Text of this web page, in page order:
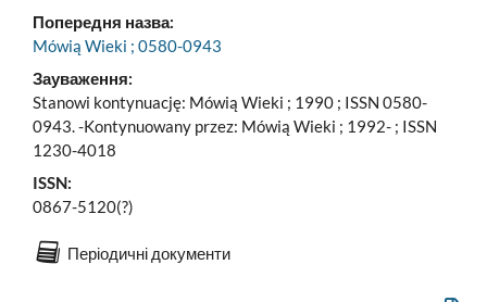
Попередня назва:
Mówią Wieki ; 0580-0943
Зауваження:
Stanowi kontynuację: Mówią Wieki ; 1990 ; ISSN 0580-
0943. -Kontynuowany przez: Mówią Wieki ; 1992- ; ISSN
1230-4018
ISSN:
0867-5120(?)
Періодичні документи